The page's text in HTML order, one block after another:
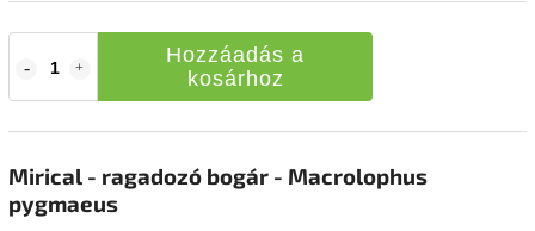
Hozzáadás a
kosárhoz
Mirical - ragadozó bogár - Macrolophus
pygmaeus